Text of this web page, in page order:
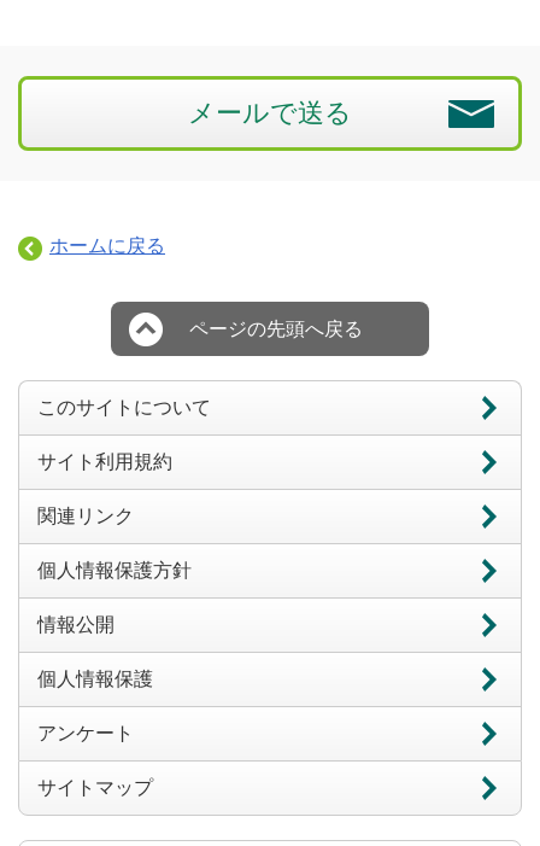
メールで送る
ホームに戻る
ページの先頭へ戻る
このサイトについて
サイト利用規約
関連リンク
個人情報保護方針
情報公開
個人情報保護
アンケート
サイトマップ